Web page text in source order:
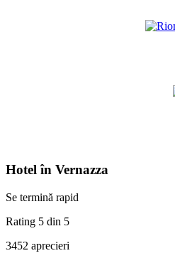
Hotel în Vernazza
Se termină rapid
Rating 5 din 5
3452 aprecieri